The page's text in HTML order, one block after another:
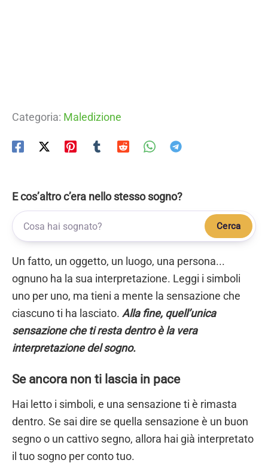
Categoria: Maledizione
E cos’altro c’era nello stesso sogno?
Cerca
Un fatto, un oggetto, un luogo, una persona...
ognuno ha la sua interpretazione. Leggi i simboli
uno per uno, ma tieni a mente la sensazione che
ciascuno ti ha lasciato. Alla fine, quell’unica
sensazione che ti resta dentro è la vera
interpretazione del sogno.
Se ancora non ti lascia in pace
Hai letto i simboli, e una sensazione ti è rimasta
dentro. Se sai dire se quella sensazione è un buon
segno o un cattivo segno, allora hai già interpretato
il tuo sogno per conto tuo.